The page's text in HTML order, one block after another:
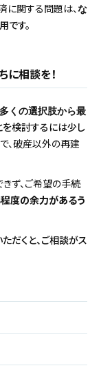
に関する問題は、 な
です。
相談を！
くの選択肢から最
検討するには少し
、破産以外の再建
ず、ご希望の手続
度の余力があるう
だくと、ご相談がス